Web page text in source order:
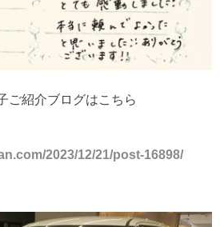
ご紹介ブログはこちら
2023/12/21/post-16898/